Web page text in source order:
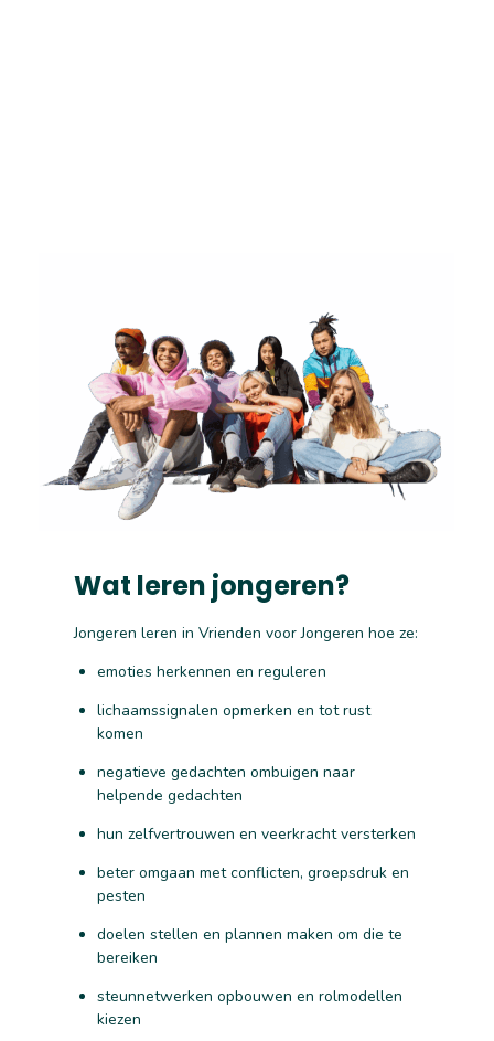
Wat leren jongeren?
Jongeren leren in Vrienden voor Jongeren hoe ze:
emoties herkennen en reguleren
lichaamssignalen opmerken en tot rust
komen
negatieve gedachten ombuigen naar
helpende gedachten
hun zelfvertrouwen en veerkracht versterken
beter omgaan met conflicten, groepsdruk en
pesten
doelen stellen en plannen maken om die te
bereiken
steunnetwerken opbouwen en rolmodellen
kiezen